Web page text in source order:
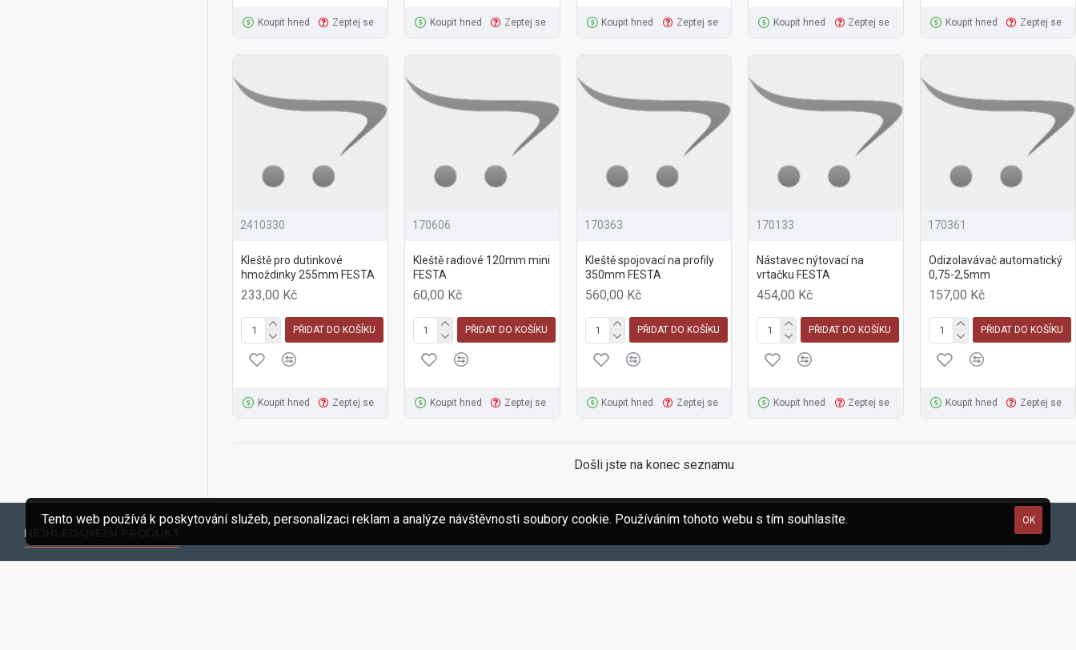
Koupit hned Zeptej se Koupit hned Zeptej se Koupit hned Zeptej se Koupit hned Zeptej se Koupit hned Zeptej se
2410330
Kleště pro dutinkové
hmoždinky 255mm FESTA
233,00 Kč
PŘIDAT DO KOŠÍKU
Koupit hned Zeptej se
170606
Kleště radiové 120mm mini
FESTA
60,00 Kč
PŘIDAT DO KOŠÍKU
Koupit hned Zeptej se
170363
Kleště spojovací na profily
350mm FESTA
560,00 Kč
PŘIDAT DO KOŠÍKU
Koupit hned Zeptej se
170133
Nástavec nýtovací na
vrtačku FESTA
454,00 Kč
PŘIDAT DO KOŠÍKU
Koupit hned Zeptej se
170361
Odizolavávač automatický
0,75-2,5mm
157,00 Kč
PŘIDAT DO KOŠÍKU
Koupit hned Zeptej se
Došli jste na konec seznamu
NEJHLEDANĚJŠÍ PRODUKT
OK
Tento web používá k poskytování služeb, personalizaci reklam a analýze návštěvnosti soubory cookie. Používáním tohoto webu s tím souhlasíte.